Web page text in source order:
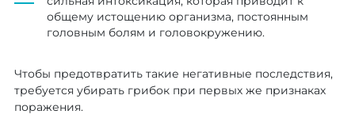
общему истощению организма, постоянным
головным болям и головокружению.
Чтобы предотвратить такие негативные последствия,
требуется убирать грибок при первых же признаках
поражения.